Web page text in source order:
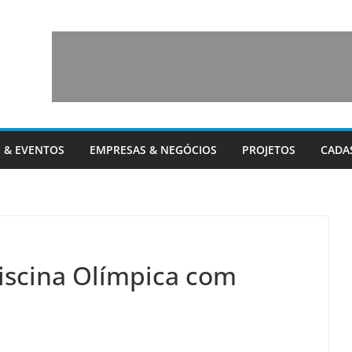
& EVENTOS EMPRESAS & NEGÓCIOS PROJETOS
Olímpica com